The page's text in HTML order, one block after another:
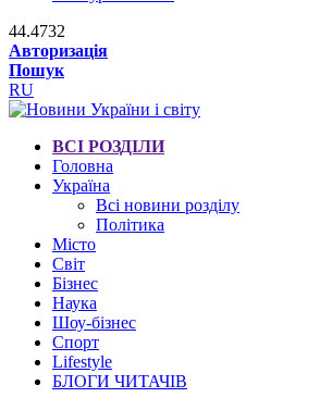
44.4732
Авторизація
Пошук
RU
ВСІ РОЗДІЛИ
Головна
Україна
Всі новини розділу
Політика
Місто
Світ
Бізнес
Наука
Шоу-бізнес
Спорт
Lifestyle
БЛОГИ ЧИТАЧІВ